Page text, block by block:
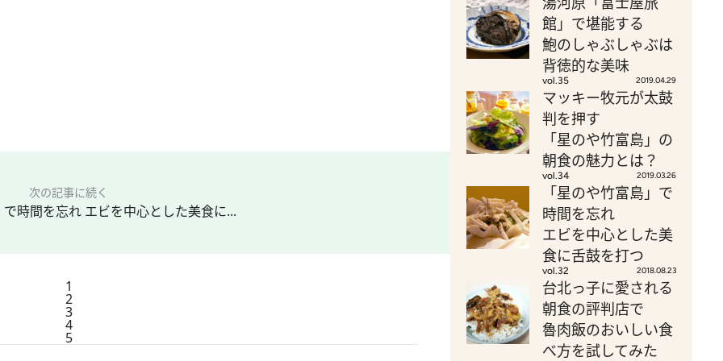
次の記事に続く
で時間を忘れ エビを中心とした美食に...
1
2
3
4
5
館」で堪能する
鮑のしゃぶしゃぶは
背徳的な美味
vol.35 2019.04.29
マッキー牧元が太鼓
判を押す
「星のや竹富島」の
朝食の魅力とは？
vol.34 2019.03.26
「星のや竹富島」で
時間を忘れ
エビを中心とした美
食に舌鼓を打つ
vol.32 2018.08.23
台北っ子に愛される
朝食の評判店で
魯肉飯のおいしい食
べ方を試してみた